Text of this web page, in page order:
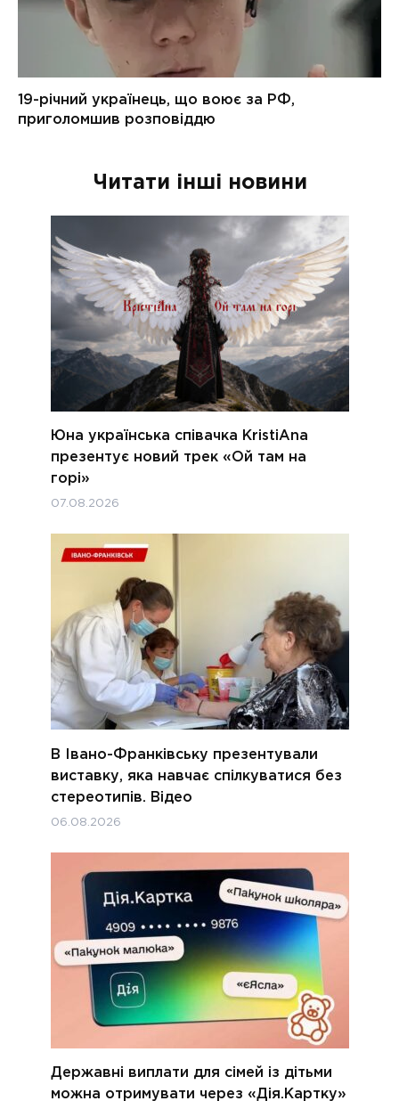
Читати інші новини
Юна українська співачка KristiAna
презентує новий трек «Ой там на
горі»
07.08.2026
В Івано-Франківську презентували
виставку, яка навчає спілкуватися без
стереотипів. Відео
06.08.2026
Державні виплати для сімей із дітьми
можна отримувати через «Дія.Картку»